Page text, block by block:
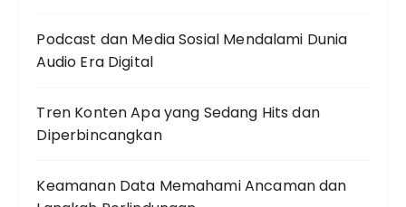
Podcast dan Media Sosial Mendalami Dunia
Audio Era Digital
Tren Konten Apa yang Sedang Hits dan
Diperbincangkan
Keamanan Data Memahami Ancaman dan